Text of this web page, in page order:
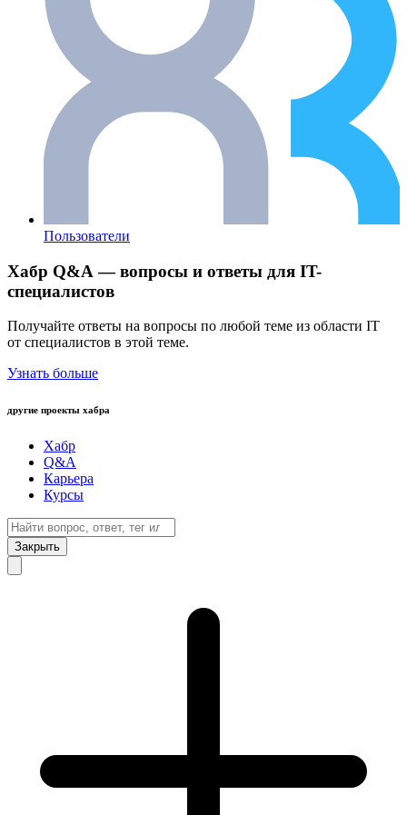
Пользователи
Хабр Q&A — вопросы и ответы для IT-
специалистов
Получайте ответы на вопросы по любой теме из области IT
от специалистов в этой теме.
Узнать больше
другие проекты хабра
Хабр
Q&A
Карьера
Курсы
Закрыть